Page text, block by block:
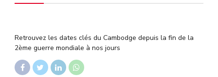
Retrouvez les dates clés du Cambodge depuis la fin de la
2ème guerre mondiale à nos jours